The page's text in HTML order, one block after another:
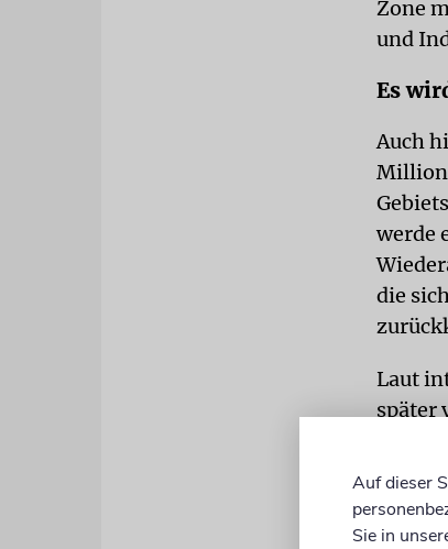
Zone
und
Es
Auch
werde
die
Laut
später
Jahr
Gaza
Auf dieser
Sie in